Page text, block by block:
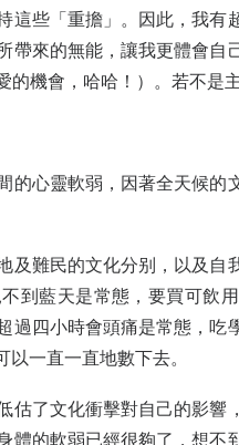
這些「重擔」。因此，我有
帶來的無能，讓我更體會自
的機會，哈哈！）。若不是
的心靈軟弱，因著全天候的
及難民的文化分别，以及自
到藍天是常態，要買可飲
過四小時會頭痛是常態，吃
一直一直地數下去。
估了文化衝擊對自己的影響
體的軟弱已經很夠了，想不